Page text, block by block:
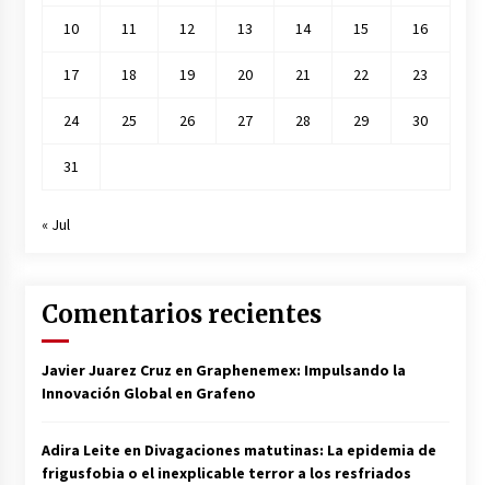
10 11 12 13 14 15 16
17 18 19 20 21 22 23
24 25 26 27 28 29 30
31
« Jul
Comentarios recientes
Javier Juarez Cruz en Graphenemex: Impulsando la
Innovación Global en Grafeno
Adira Leite en Divagaciones matutinas: La epidemia de
frigusfobia o el inexplicable terror a los resfriados